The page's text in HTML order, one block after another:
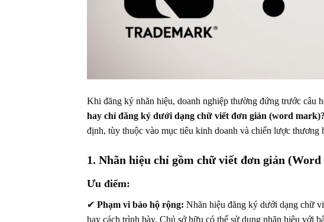
Khi đăng ký nhãn hiệu, doanh nghiệp thường đứng trước câu
hay chỉ đăng ký dưới dạng chữ viết đơn giản (word mark)?
định, tùy thuộc vào mục tiêu kinh doanh và chiến lược thương
1. Nhãn hiệu chỉ gồm chữ viết đơn giản
Ưu điểm:
✔ Phạm vi bảo hộ rộng: Nhãn hiệu đăng ký dưới dạng chữ
hay cách trình bày. Chủ sở hữu có thể sử dụng nhãn hiệu với